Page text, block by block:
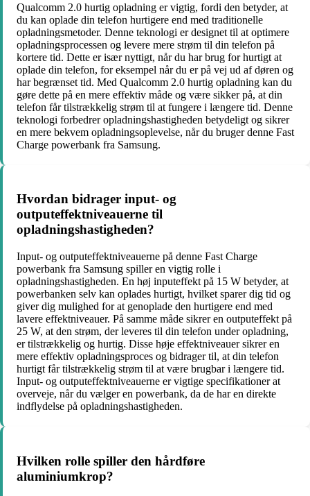
Qualcomm 2.0 hurtig opladning er vigtig, fordi den betyder, at
du kan oplade din telefon hurtigere end med traditionelle
opladningsmetoder. Denne teknologi er designet til at optimere
opladningsprocessen og levere mere strøm til din telefon på
kortere tid. Dette er især nyttigt, når du har brug for hurtigt at
oplade din telefon, for eksempel når du er på vej ud af døren og
har begrænset tid. Med Qualcomm 2.0 hurtig opladning kan du
gøre dette på en mere effektiv måde og være sikker på, at din
telefon får tilstrækkelig strøm til at fungere i længere tid. Denne
teknologi forbedrer opladningshastigheden betydeligt og sikrer
en mere bekvem opladningsoplevelse, når du bruger denne Fast
Charge powerbank fra Samsung.
Hvordan bidrager input- og
outputeffektniveauerne til
opladningshastigheden?
Input- og outputeffektniveauerne på denne Fast Charge
powerbank fra Samsung spiller en vigtig rolle i
opladningshastigheden. En høj inputeffekt på 15 W betyder, at
powerbanken selv kan oplades hurtigt, hvilket sparer dig tid og
giver dig mulighed for at genoplade den hurtigere end med
lavere effektniveauer. På samme måde sikrer en outputeffekt på
25 W, at den strøm, der leveres til din telefon under opladning,
er tilstrækkelig og hurtig. Disse høje effektniveauer sikrer en
mere effektiv opladningsproces og bidrager til, at din telefon
hurtigt får tilstrækkelig strøm til at være brugbar i længere tid.
Input- og outputeffektniveauerne er vigtige specifikationer at
overveje, når du vælger en powerbank, da de har en direkte
indflydelse på opladningshastigheden.
Hvilken rolle spiller den hårdføre
aluminiumkrop?